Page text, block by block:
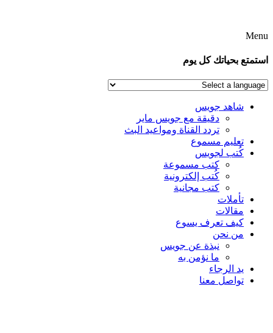
Menu
استمتع بحياتك كل يوم
شاهد جويس
دقيقة مع جويس ماير
تردد القناة ومواعيد البث
تعليم مسموع
كُتب لجويس
كتب مسموعة
كُتب إلكترونية
كتب مجانية
تأملات
مقالات
كيف تعرف يسوع
من نحن
نبذة عن جويس
ما نؤمن به
يد الرجاء
تواصل معنا